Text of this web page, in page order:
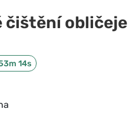
čištění obličeje
13s